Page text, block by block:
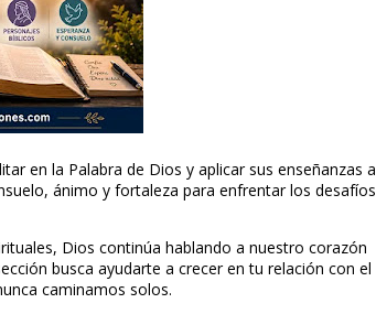
en la Palabra de Dios y aplicar sus enseñanzas a
ánimo y fortaleza para enfrentar los desafíos
Dios continúa hablando a nuestro corazón
busca ayudarte a crecer en tu relación con el
caminamos solos.